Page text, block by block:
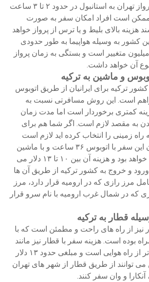
رساند.مدت زمان پرواز تهران به استانبول در حدود ۲ تا ۳ ساعت
ممکن است افراد امکان سفر به صورت
هزینه بالای بلیط و یا ترس از پرواز خواهد
کشور به وسیله هواپیما به طور حدودی
بین ۳ میلیون تا ۲۱ میلیون متغییر است و بستگی به زمان پرواز
نوع آن خواهد داشت.
و ماشین به ترکیه
ترکیه برای ایرانیان از طریق اتوبوس
است. این روش مسافرتی نسبت به
کمتری برخوردار است اما مدت زمان
به مقصد لازم است. اگر شما هم برای
زمینی را انتخاب کرده اید لازم است
بدانید که مدت زمان این سفر با اتوبوس ۳۶ ساعت و با ماشین
در حدود ۲۸ ساعت خواهد بود و هزینه آن بین ۱۰ تا ۱۳ دلار می
و خروج به کشور ترکیه از طریق آن ها
مرز رازی که در ارومیه قرار دارد، مرز
که در شمال غرب ارومیه با نام سرو قرار
قطار به ترکیه
نیز از راه های راحت و مطمئن است که با
بوده است. هزینه سفر با قطار نیز مانند
سفر با اتوبوس کم تر از راه هوایی است و مبلغی حدود ۱۳ دلار
توانند از طریق قطار از شهر های تهران
آنکارا و وان سفر کنند.